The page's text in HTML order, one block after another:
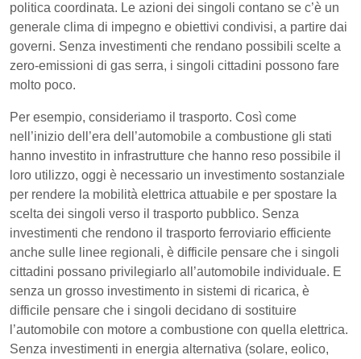
politica coordinata. Le azioni dei singoli contano se c’è un
generale clima di impegno e obiettivi condivisi, a partire dai
governi. Senza investimenti che rendano possibili scelte a
zero-emissioni di gas serra, i singoli cittadini possono fare
molto poco.
Per esempio, consideriamo il trasporto. Così come
nell’inizio dell’era dell’automobile a combustione gli stati
hanno investito in infrastrutture che hanno reso possibile il
loro utilizzo, oggi è necessario un investimento sostanziale
per rendere la mobilità elettrica attuabile e per spostare la
scelta dei singoli verso il trasporto pubblico. Senza
investimenti che rendono il trasporto ferroviario efficiente
anche sulle linee regionali, è difficile pensare che i singoli
cittadini possano privilegiarlo all’automobile individuale. E
senza un grosso investimento in sistemi di ricarica, è
difficile pensare che i singoli decidano di sostituire
l’automobile con motore a combustione con quella elettrica.
Senza investimenti in energia alternativa (solare, eolico,